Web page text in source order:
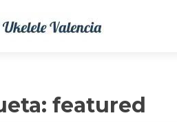
featured